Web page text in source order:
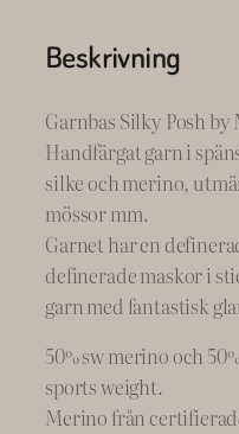
Beskrivning
Garnbas Silky Posh by
Handfärgat garn i
silke och merino,
mössor mm.
Garnet har en
definerade maskor i
garn med fantastisk
50% sw merino och
sports weight.
Merino från